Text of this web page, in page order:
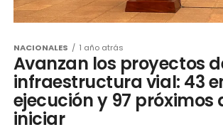
NACIONALES 1 año atrás
Avanzan los proyectos
infraestructura vial: 43
ejecución y 97 próximos
iniciar